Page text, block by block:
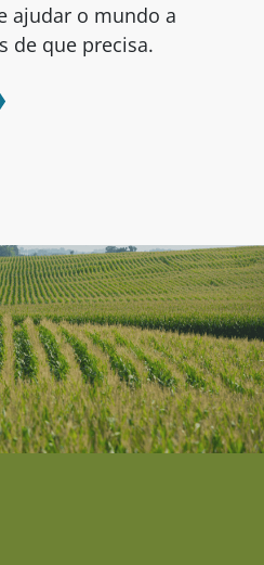
ajudar o mundo a
de que precisa.